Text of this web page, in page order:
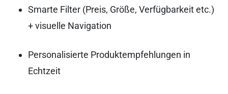
Smarte Filter (Preis, Größe, Verfügbarkeit etc.)
+ visuelle Navigation
Personalisierte Produktempfehlungen in
Echtzeit